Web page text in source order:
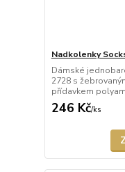
Nadkolenky
Dámské
2728 s
přídavkem
246 Kč/ks